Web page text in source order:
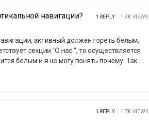
навигации? 1 REPLY 1.4K VIEWS
активный должен гореть белым,
секции "О нас ", то осуществляется
белым и я не могу понять почему. Так же
https://jsfiddle.net/bhkjudvL/ <nav
1 REPLY 1.7K VIEWS